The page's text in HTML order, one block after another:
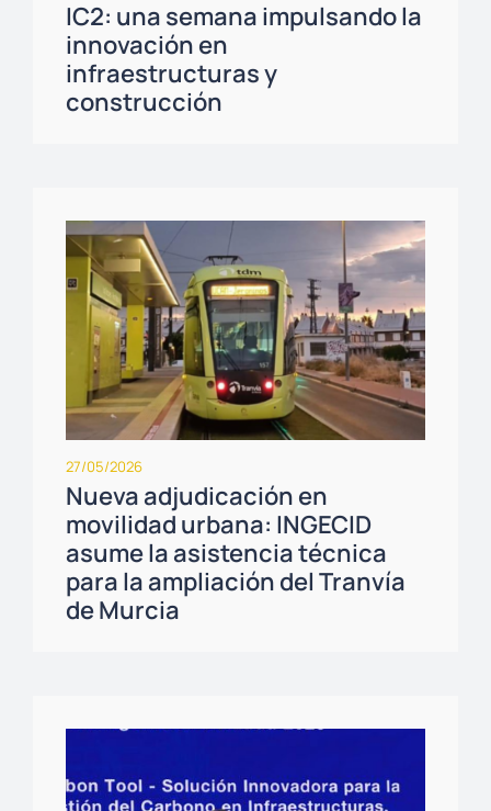
IC2: una semana impulsando la
innovación en
infraestructuras y
construcción
27/05/2026
Nueva adjudicación en
movilidad urbana: INGECID
asume la asistencia técnica
para la ampliación del Tranvía
de Murcia